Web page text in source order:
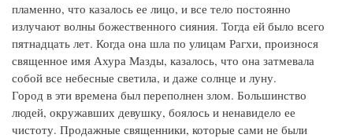
пламенно, что казалось ее лицо, и все тело постоянно
излучают волны божественного сияния. Тогда ей было всего
пятнадцать лет. Когда она шла по улицам Рагхи, произнося
священное имя Ахура Мазды, казалось, что она затмевала
собой все небесные светила, и даже солнце и луну.
Город в эти времена был переполнен злом. Большинство
людей, окружавших девушку, боялось и ненавидело ее
чистоту. Продажные священники, которые сами не были